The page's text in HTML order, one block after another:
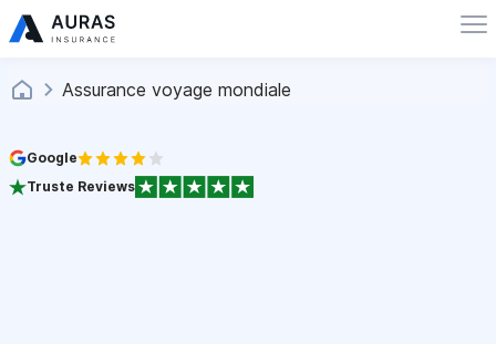
Assurance voyage mondiale
Google
Truste Reviews